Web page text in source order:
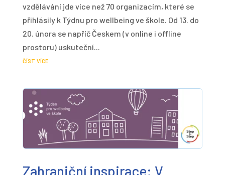
vzdělávání jde více než 70 organizacím, které se
přihlásily k Týdnu pro wellbeing ve škole. Od 13. do
20. února se napříč Českem (v online i offline
prostoru) uskuteční...
číst více
Zahraniční inspirace: V